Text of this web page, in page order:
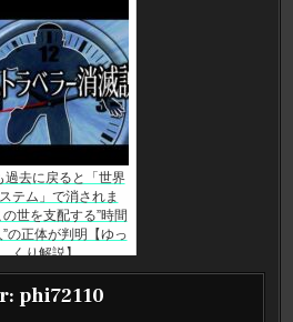
過去に戻ると「世界
テム」で消されま
世を支配する”時間
の正体が判明【ゆっ
くり解説】
phi72110